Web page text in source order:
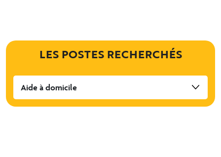
LES POSTES RECHERCHÉS
Aide à domicile